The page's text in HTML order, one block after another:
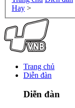
Hay >
Trang chủ
Diễn đàn
Diễn đàn